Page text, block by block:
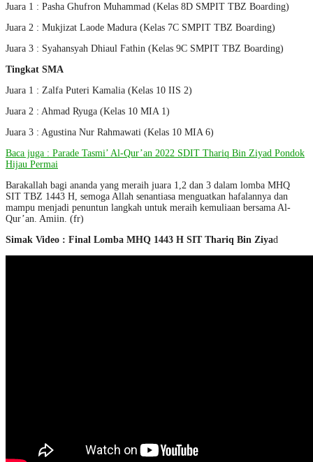
Juara 1 : Pasha Ghufron Muhammad (Kelas 8D SMPIT TBZ Boarding)
Juara 2 : Mukjizat Laode Madura (Kelas 7C SMPIT TBZ Boarding)
Juara 3 : Syahansyah Dhiaul Fathin (Kelas 9C SMPIT TBZ Boarding)
Tingkat SMA
Juara 1 : Zalfa Puteri Kamalia (Kelas 10 IIS 2)
Juara 2 : Ahmad Ryuga (Kelas 10 MIA 1)
Juara 3 : Agustina Nur Rahmawati (Kelas 10 MIA 6)
Baca juga : Parade Tasmi’ Al-Qur’an 2022 SDIT Thariq Bin Ziyad Pondok
Hijau Permai
Barakallah bagi ananda yang meraih juara 1,2 dan 3 dalam lomba MHQ
SIT TBZ 1443 H, semoga Allah senantiasa menguatkan hafalannya dan
mampu menjadi penuntun langkah untuk meraih kemuliaan bersama Al-
Qur’an. Amiin. (fr)
Simak Video : Final Lomba MHQ 1443 H SIT Thariq Bin Ziyad